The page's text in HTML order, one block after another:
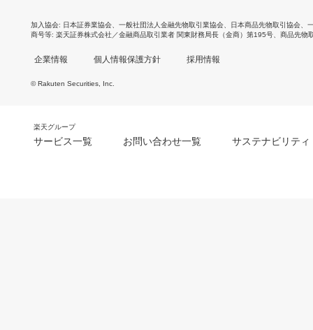
加入協会 日本証券業協会 一般社団法人金融先物取引業協会 日本商品先物取引協会
商号等 楽天証券株式会社／金融商品取引業者 関東財務局長（金商）第195号、商品先物
企業情報 個人情報保護方針 採用情報
© Rakuten Securities, Inc.
楽天グループ
サービス一覧 お問い合わせ一覧 サステナビリティ